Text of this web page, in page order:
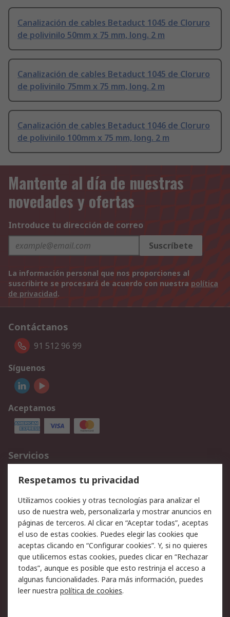
Canalización de cables Betaduct 1045 de Cloruro
de polivinilo 50mm x 75 mm, long. 2 m
Canalización de cables Betaduct 1045 de Cloruro
de polivinilo 75mm x 75 mm, long. 2 m
Canalización de cables Betaduct 1046 de Cloruro
de polivinilo 100mm x 75 mm, long. 2 m
Mantente al día de nuestras
novedades y ofertas
Introduce tu dirección de correo
Suscríbete
La información personal que nos proporciones al
suscribirte se procesará de acuerdo con nuestra política
de privacidad.
Contáctanos
91 512 96 99
Síguenos
Aceptamos
Servicios
Cómo realizar pedidos
Devoluciones
Facturación y pago
Ofertas
Soporte técnico
Legal
Aviso legal
Política de privacidad -
Actualizada
Política sobre cookies
Seguridad de emails
Certificaciones de
Condiciones de venta
Respetamos tu privacidad
Utilizamos cookies y otras tecnologías para analizar el
uso de nuestra web, personalizarla y mostrar anuncios en
páginas de terceros. Al clicar en “Aceptar todas”, aceptas
el uso de estas cookies. Puedes elegir las cookies que
aceptas clicando en “Configurar cookies”. Y, si no quieres
que utilicemos estas cookies, puedes clicar en “Rechazar
todas”, aunque es posible que esto restrinja el acceso a
algunas funcionalidades. Para más información, puedes
leer nuestra política de cookies.